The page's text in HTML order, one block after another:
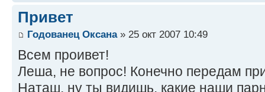
Привет
Годованец Оксана» 25 окт 2007 10:49
Всем проивет!
Леша, не вопрос! Конечно передам
Наташ, ну ты видишь, какие наши